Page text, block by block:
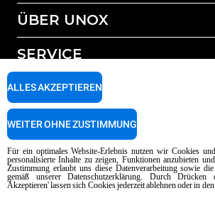
Gesamtes Zubehör
Wasseraufbereitung mit Kunstharzfiltern
Wasseraufbereitung durch Umkehrosmose
ÜBER UNOX
Unsere Standorte weltweit
SERVICE
Unox garantie
Händler Suche
Copyright 2026 UNOX SpA Alle Rechte
04230750285 - REA Padova 372835 - Kap. Soc.
04230750285 - IT WEEE Reg. No.
Für ein optimales Website-Erlebnis nutzen wir Cookies
personalisierte Inhalte zu zeigen, Funktionen anzubieten
Zustimmung erlaubt uns diese Datenverarbeitung sowie
gemäß unserer Datenschutzerklärung. Durch
Akzeptieren' lassen sich Cookies jederzeit ablehnen oder in
ALLES AKZEPTIEREN
WEITER OHNE ZUSTIMMUNG